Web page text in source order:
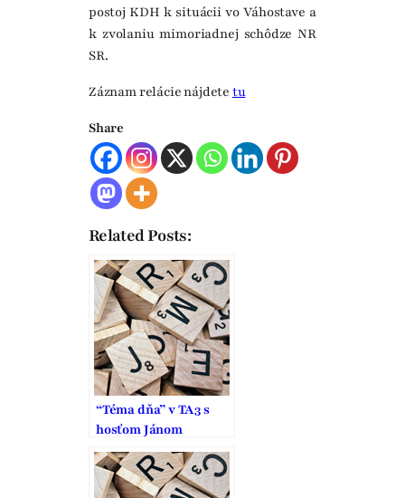
postoj KDH k situácii vo Váhostave a
k zvolaniu mimoriadnej schôdze NR
SR.
Záznam relácie nájdete tu
Share
Related Posts:
“Téma dňa” v TA3 s
hosťom Jánom
Figeľom